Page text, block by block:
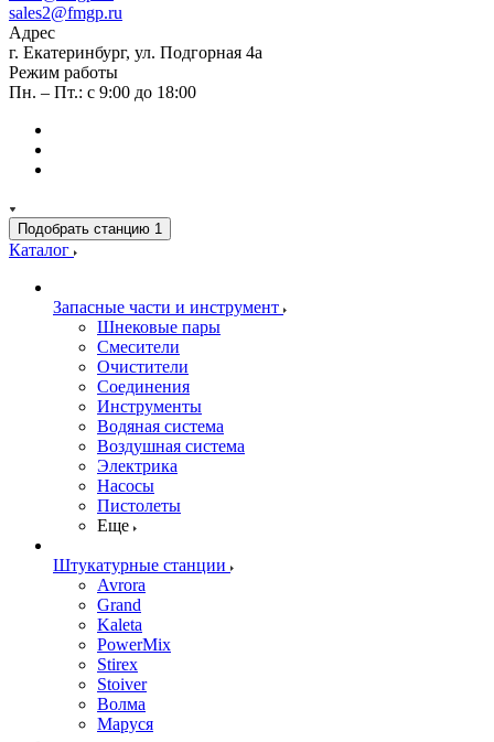
sales2@fmgp.ru
Адрес
г. Екатеринбург, ул. Подгорная 4а
Режим работы
Пн. – Пт.: с 9:00 до 18:00
Подобрать станцию 1
Каталог
Запасные части и инструмент
Шнековые пары
Смесители
Очистители
Соединения
Инструменты
Водяная система
Воздушная система
Электрика
Насосы
Пистолеты
Еще
Штукатурные станции
Avrora
Grand
Kaleta
PowerMix
Stirex
Stoiver
Волма
Маруся